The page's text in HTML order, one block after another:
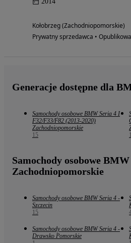
Kołobrzeg (Zachodniopomorskie)
Prywatny sprzedawca •
Generacje dostępne dla
Samochody osobowe BMW Seria 4 I
F32/F33/F82 (2013-2020)
Zachodniopomorskie
15
Samochody osobowe
Zachodniopomorskie
Samochody osobowe BMW Seria 4 -
Szczecin
15
Samochody osobowe BMW Seria 4 -
Drawsko Pomorskie